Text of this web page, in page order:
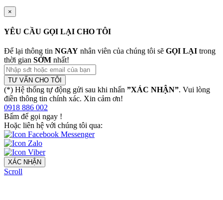
×
YÊU CẦU GỌI LẠI CHO TÔI
Để lại thông tin NGAY nhân viên của chúng tôi sẽ GỌI LẠI trong
thời gian SỚM nhất!
TƯ VẤN CHO TÔI
(*) Hệ thống tự động gửi sau khi nhấn ”XÁC NHẬN”. Vui lòng
điền thông tin chính xác. Xin cảm ơn!
0918 886 002
Bấm để gọi ngay !
Hoặc liên hệ với chúng tôi qua:
XÁC NHẬN
Scroll